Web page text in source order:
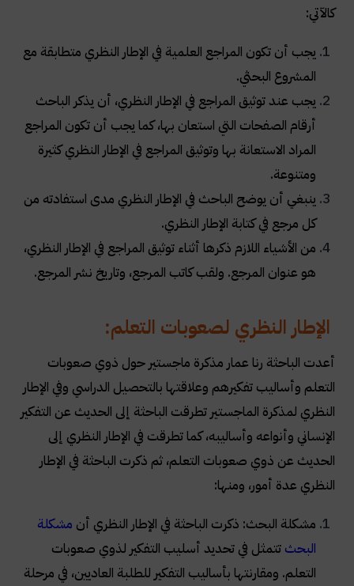
كالآتي:
يجب أن تكون المراجع العلمية في الإطار النظري متطابقة مع
المشروع البحثي.
يجب عند توثيق المراجع في الإطار النظري، أن يذكر الباحث
أرقام الصفحات التي استعان بها، كما يجب أن تكون المراجع
المراد الاستعانة بها وتوثيق المراجع في الإطار النظري كثيرة
ومتنوعة.
ينبغي أن يوضح الباحث في الإطار النظري مدى استفادته من
كل مرجع في كتابة الإطار النظري.
من الأشياء اللازم ذكرها أثناء توثيق المراجع في الإطار النظري،
هو عنوان المرجع. ولقب كاتب المرجع، وتاريخ نشر المرجع.
الإطار النظري لصعوبات التعلم:
أعدت الباحثة رنا عمار مذكرة ماجستير حول ذوي صعوبات
التعلم وأساليب تفكيرهم وعلاقتها بالتحصيل الدراسي وفي الإطار
النظري لمذكرة الماجستير تطرقت الباحثة إلى الحديث عن التفكير
الإنساني وأنواعه وأساليبه، كما تطرقت في الإطار النظري إلى
الحديث عن ذوي صعوبات التعلم، ثم ذكرت الباحثة في الإطار
النظري عدة أمور، ومنها:
مشكلة البحث: ذكرت الباحثة في الإطار النظري أن مشكلة
البحث تتمثل في تحديد أسليب التفكير لذوي صعوبات
التعلم. ومقارنتها بأساليب التفكير للطلبة العاديين، في مرحلة